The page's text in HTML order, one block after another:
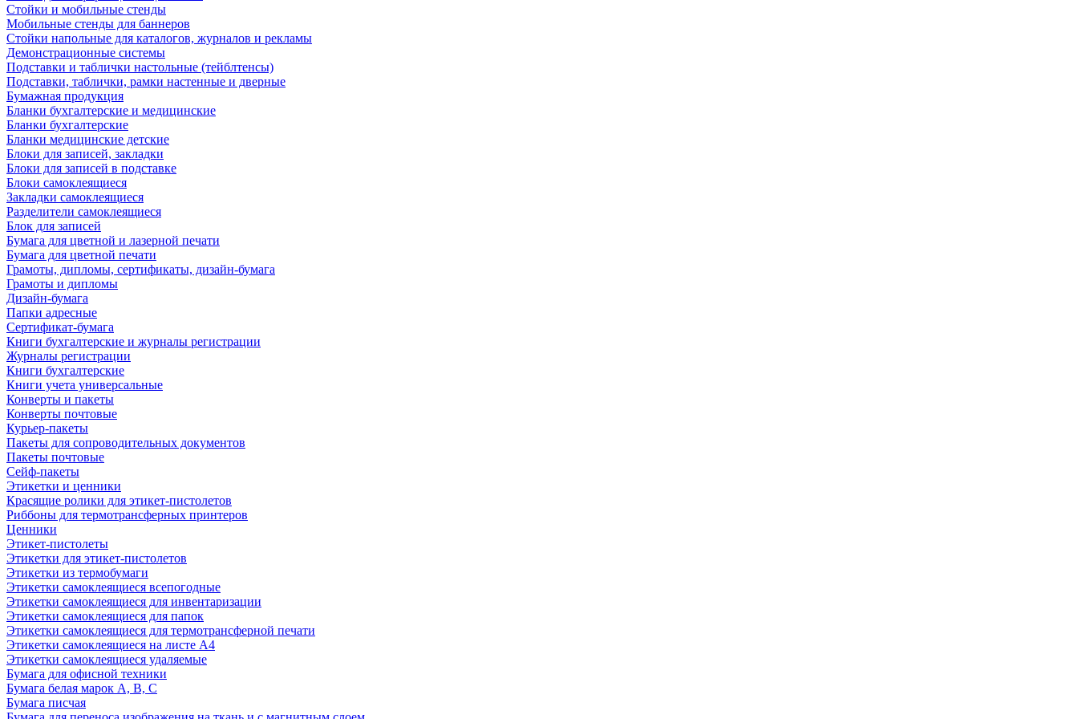
Стойки и мобильные стенды
Мобильные стенды для баннеров
Стойки напольные для каталогов, журналов и рекламы
Демонстрационные системы
Подставки и таблички настольные (тейблтенсы)
Подставки, таблички, рамки настенные и дверные
Бумажная продукция
Бланки бухгалтерские и медицинские
Бланки бухгалтерские
Бланки медицинские детские
Блоки для записей, закладки
Блоки для записей в подставке
Блоки самоклеящиеся
Закладки самоклеящиеся
Разделители самоклеящиеся
Блок для записей
Бумага для цветной и лазерной печати
Бумага для цветной печати
Грамоты, дипломы, сертификаты, дизайн-бумага
Грамоты и дипломы
Дизайн-бумага
Папки адресные
Сертификат-бумага
Книги бухгалтерские и журналы регистрации
Журналы регистрации
Книги бухгалтерские
Книги учета универсальные
Конверты и пакеты
Конверты почтовые
Курьер-пакеты
Пакеты для сопроводительных документов
Пакеты почтовые
Сейф-пакеты
Этикетки и ценники
Красящие ролики для этикет-пистолетов
Риббоны для термотрансферных принтеров
Ценники
Этикет-пистолеты
Этикетки для этикет-пистолетов
Этикетки из термобумаги
Этикетки самоклеящиеся всепогодные
Этикетки самоклеящиеся для инвентаризации
Этикетки самоклеящиеся для папок
Этикетки самоклеящиеся для термотрансферной печати
Этикетки самоклеящиеся на листе А4
Этикетки самоклеящиеся удаляемые
Бумага для офисной техники
Бумага белая марок А, В, С
Бумага писчая